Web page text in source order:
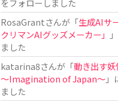
をフォローしました
RosaGrantさんが「生成AIサ
クリマンAIグッズメーカー」
ました
katarina8さんが「動き出す
〜Imagination of Japan〜」
ました